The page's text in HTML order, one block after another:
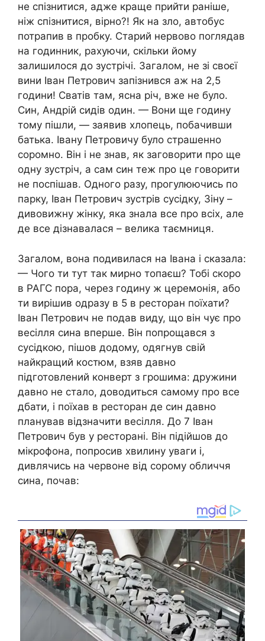
не спізнитися, адже краще прийти раніше,
ніж спізнитися, вірно?! Як на зло, автобус
потрапив в пробку. Старий нервово поглядав
на годинник, рахуючи, скільки йому
залишилося до зустрічі. Загалом, не зі своєї
вини Іван Петрович запізнився аж на 2,5
години! Сватів там, ясна річ, вже не було.
Син, Андрій сидів один. — Вони ще годину
тому пішли, — заявив хлопець, побачивши
батька. Івану Петровичу було страшенно
соромно. Він і не знав, як заговорити про ще
одну зустріч, а сам син теж про це говорити
не поспішав. Одного разу, прогулюючись по
парку, Іван Петрович зустрів сусідку, Зіну –
дивовижну жінку, яка знала все про всіх, але
де все дізнавалася – велика таємниця.
Загалом, вона подивилася на Івана і сказала:
— Чого ти тут так мирно топаєш? Тобі скоро
в РАГС пора, через годину ж церемонія, або
ти вирішив одразу в 5 в ресторан поїхати?
Іван Петрович не подав виду, що він чує про
весілля сина вперше. Він попрощався з
сусідкою, пішов додому, одягнув свій
найкращий костюм, взяв давно
підготовлений конверт з грошима: дружини
давно не стало, доводиться самому про все
дбати, і поїхав в ресторан де син давно
планував відзначити весілля. До 7 Іван
Петрович був у ресторані. Він підійшов до
мікрофона, попросив хвилину уваги і,
дивлячись на червоне від сорому обличчя
сина, почав: